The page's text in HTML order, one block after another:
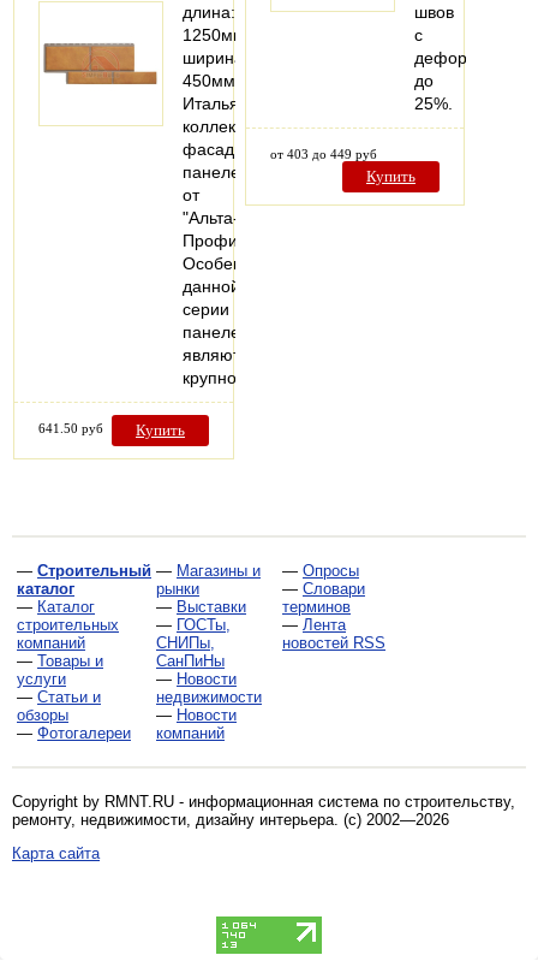
длина:
1250мм;
ширина:
450мм
Итальянская
коллекция
фасадных
панелей
от
"Альта-
Профиль".
Особенностью
данной
серии
панелей
являются
крупноформатные…
641.50 руб Купить
швов
с
деформацией
до
25%.
от 403 до 449 руб
Купить
— Строительный
каталог
— Каталог
строительных
компаний
— Товары и
услуги
— Статьи и
обзоры
— Фотогалереи
— Магазины и
рынки
— Выставки
— ГОСТы,
СНИПы,
СанПиНы
— Новости
недвижимости
— Новости
компаний
— Опросы
— Словари
терминов
— Лента
новостей RSS
Copyright by RMNT.RU - информационная система по строительству,
ремонту, недвижимости, дизайну интерьера . (c) 2002—2026
Карта сайта